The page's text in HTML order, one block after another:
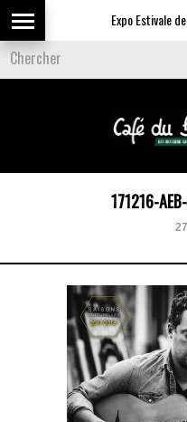
Expo Estivale
171216-